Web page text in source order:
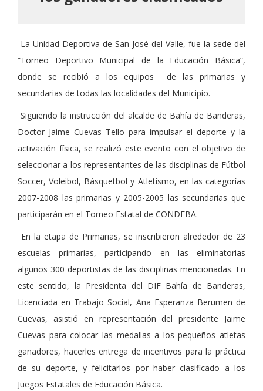
La Unidad Deportiva de San José del Valle, fue la sede del
“Torneo Deportivo Municipal de la Educación Básica”,
donde se recibió a los equipos de las primarias y
secundarias de todas las localidades del Municipio.
Siguiendo la instrucción del alcalde de Bahía de Banderas,
Doctor Jaime Cuevas Tello para impulsar el deporte y la
activación física, se realizó este evento con el objetivo de
seleccionar a los representantes de las disciplinas de Fútbol
Soccer, Voleibol, Básquetbol y Atletismo, en las categorías
2007-2008 las primarias y 2005-2005 las secundarias que
participarán en el Torneo Estatal de CONDEBA.
En la etapa de Primarias, se inscribieron alrededor de 23
escuelas primarias, participando en las eliminatorias
algunos 300 deportistas de las disciplinas mencionadas. En
este sentido, la Presidenta del DIF Bahía de Banderas,
Licenciada en Trabajo Social, Ana Esperanza Berumen de
Cuevas, asistió en representación del presidente Jaime
Cuevas para colocar las medallas a los pequeños atletas
ganadores, hacerles entrega de incentivos para la práctica
de su deporte, y felicitarlos por haber clasificado a los
Juegos Estatales de Educación Básica.